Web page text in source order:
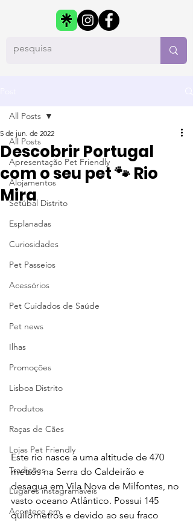
All Posts
Apresentação Pet Friendly
Alojamentos
Setúbal Distrito
Esplanadas
Curiosidades
Pet Passeios
Acessórios
Pet Cuidados de Saúde
Pet news
Ilhas
Promoções
Lisboa Distrito
Produtos
Raças de Cães
Lojas Pet Friendly
Tradições
Lugares instagramáveis
Acontece em
All Posts
Descobrir Portugal
com o seu pet 🐾 Rio
Mira
5 de jun. de 2022
Este rio nasce a uma altitude de 470
metros na Serra do Caldeirão e
desagua em Vila Nova de Milfontes, no
vasto oceano Atlântico. Possui 145
quilómetros e devido ao seu fraco